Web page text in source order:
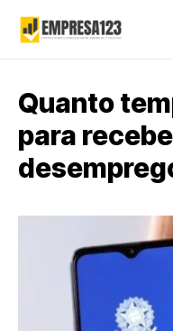
Quanto
para